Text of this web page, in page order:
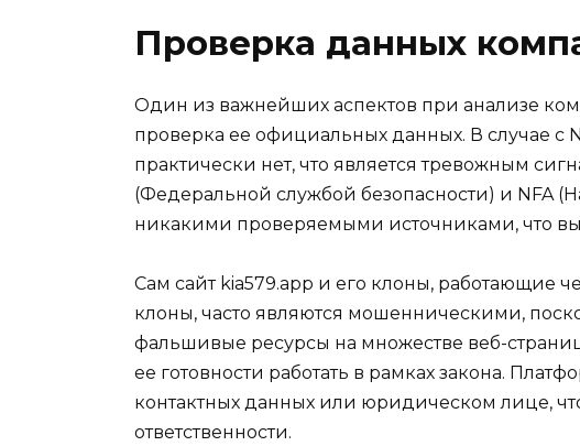
Проверка данных
Один из важнейших аспектов при анализе
проверка ее официальных данных. В случае с
практически нет, что является тревожным
(Федеральной службой безопасности) и NFA
никакими проверяемыми источниками, что
Сам сайт kia579.app и его клоны, работающие
клоны, часто являются мошенническими,
фальшивые ресурсы на множестве веб-
ее готовности работать в рамках закона.
контактных данных или юридическом лице,
ответственности.